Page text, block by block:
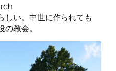
しい。中世に作られても
教会。